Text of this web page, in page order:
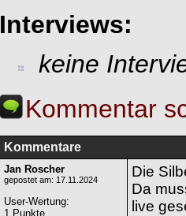
Interviews:
keine
Kommentar
Kommentare
Jan Roscher
gepostet am: 17.11.2024
User-Wertung:
1 Punkte
Die
Da
live